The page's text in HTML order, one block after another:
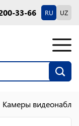
33-66 RU UZ
Камеры